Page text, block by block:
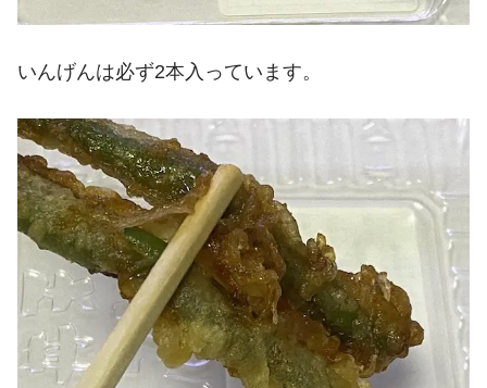
いんげんは必ず2本入っています。